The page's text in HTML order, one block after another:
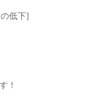
低下]
！